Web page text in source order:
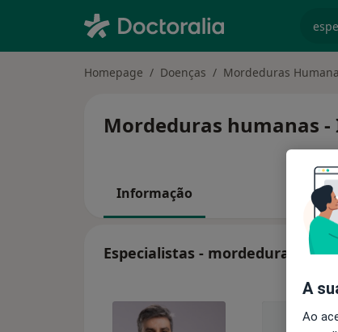
Homepage Doenças Mordeduras
Mordeduras humanas
Informação
Especialistas - mordeduras
A
Ao